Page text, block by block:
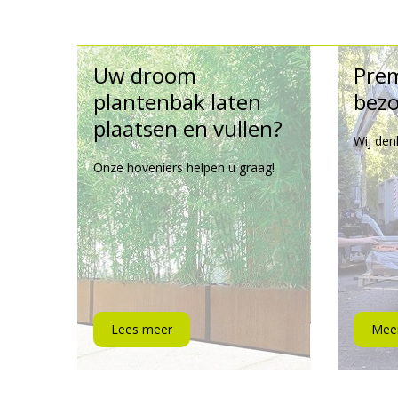
Uw droom
plantenbak laten
plaatsen en vullen?
Onze hoveniers helpen u graag!
Lees meer
Wij